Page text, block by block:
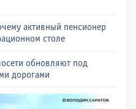
активный пенсионер
столе
обновляют под
дорогами